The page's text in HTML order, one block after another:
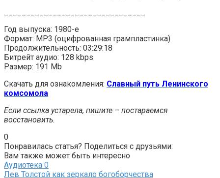
Год выпуска: 1980-е
Формат: MP3 (оцифрованная грампластинка)
Продолжительность: 03:29:18
Битрейт аудио: 128 kbps
Размер: 191 Mb
Скачать для ознакомления: Славный путь Ленинского
комсомола
Если ссылка устарела, пишите – постараемся
восстановить.
0
Понравилась статья? Поделиться с друзьями:
Вам также может быть интересно
Аудиотека 0
Лев Толстой как зеркало богоборчества